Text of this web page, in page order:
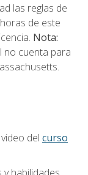
las reglas de
de este
Nota:
no cuenta para
del curso
habilidades